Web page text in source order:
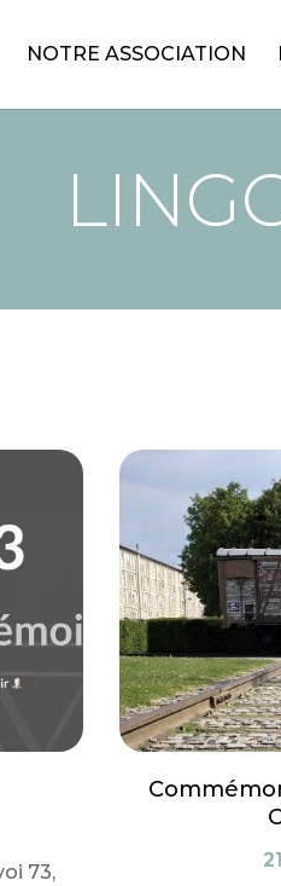
NOTRE ASSOCIATION
73,